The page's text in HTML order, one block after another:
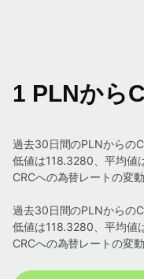
1 PLNから
過去30日間のPLNからの
低値は118.3280、平均値
CRCへの為替レートの変
過去30日間のPLNからの
低値は118.3280、平均値
CRCへの為替レートの変